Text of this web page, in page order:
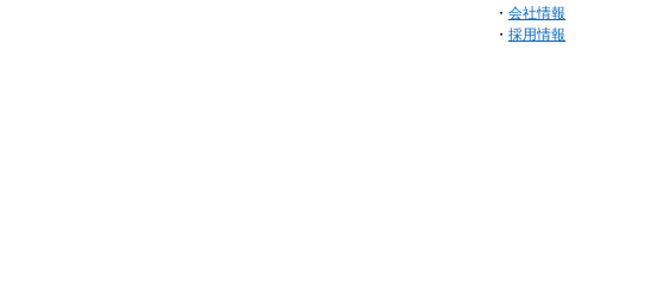
・ 会社情報
・ 採用情報